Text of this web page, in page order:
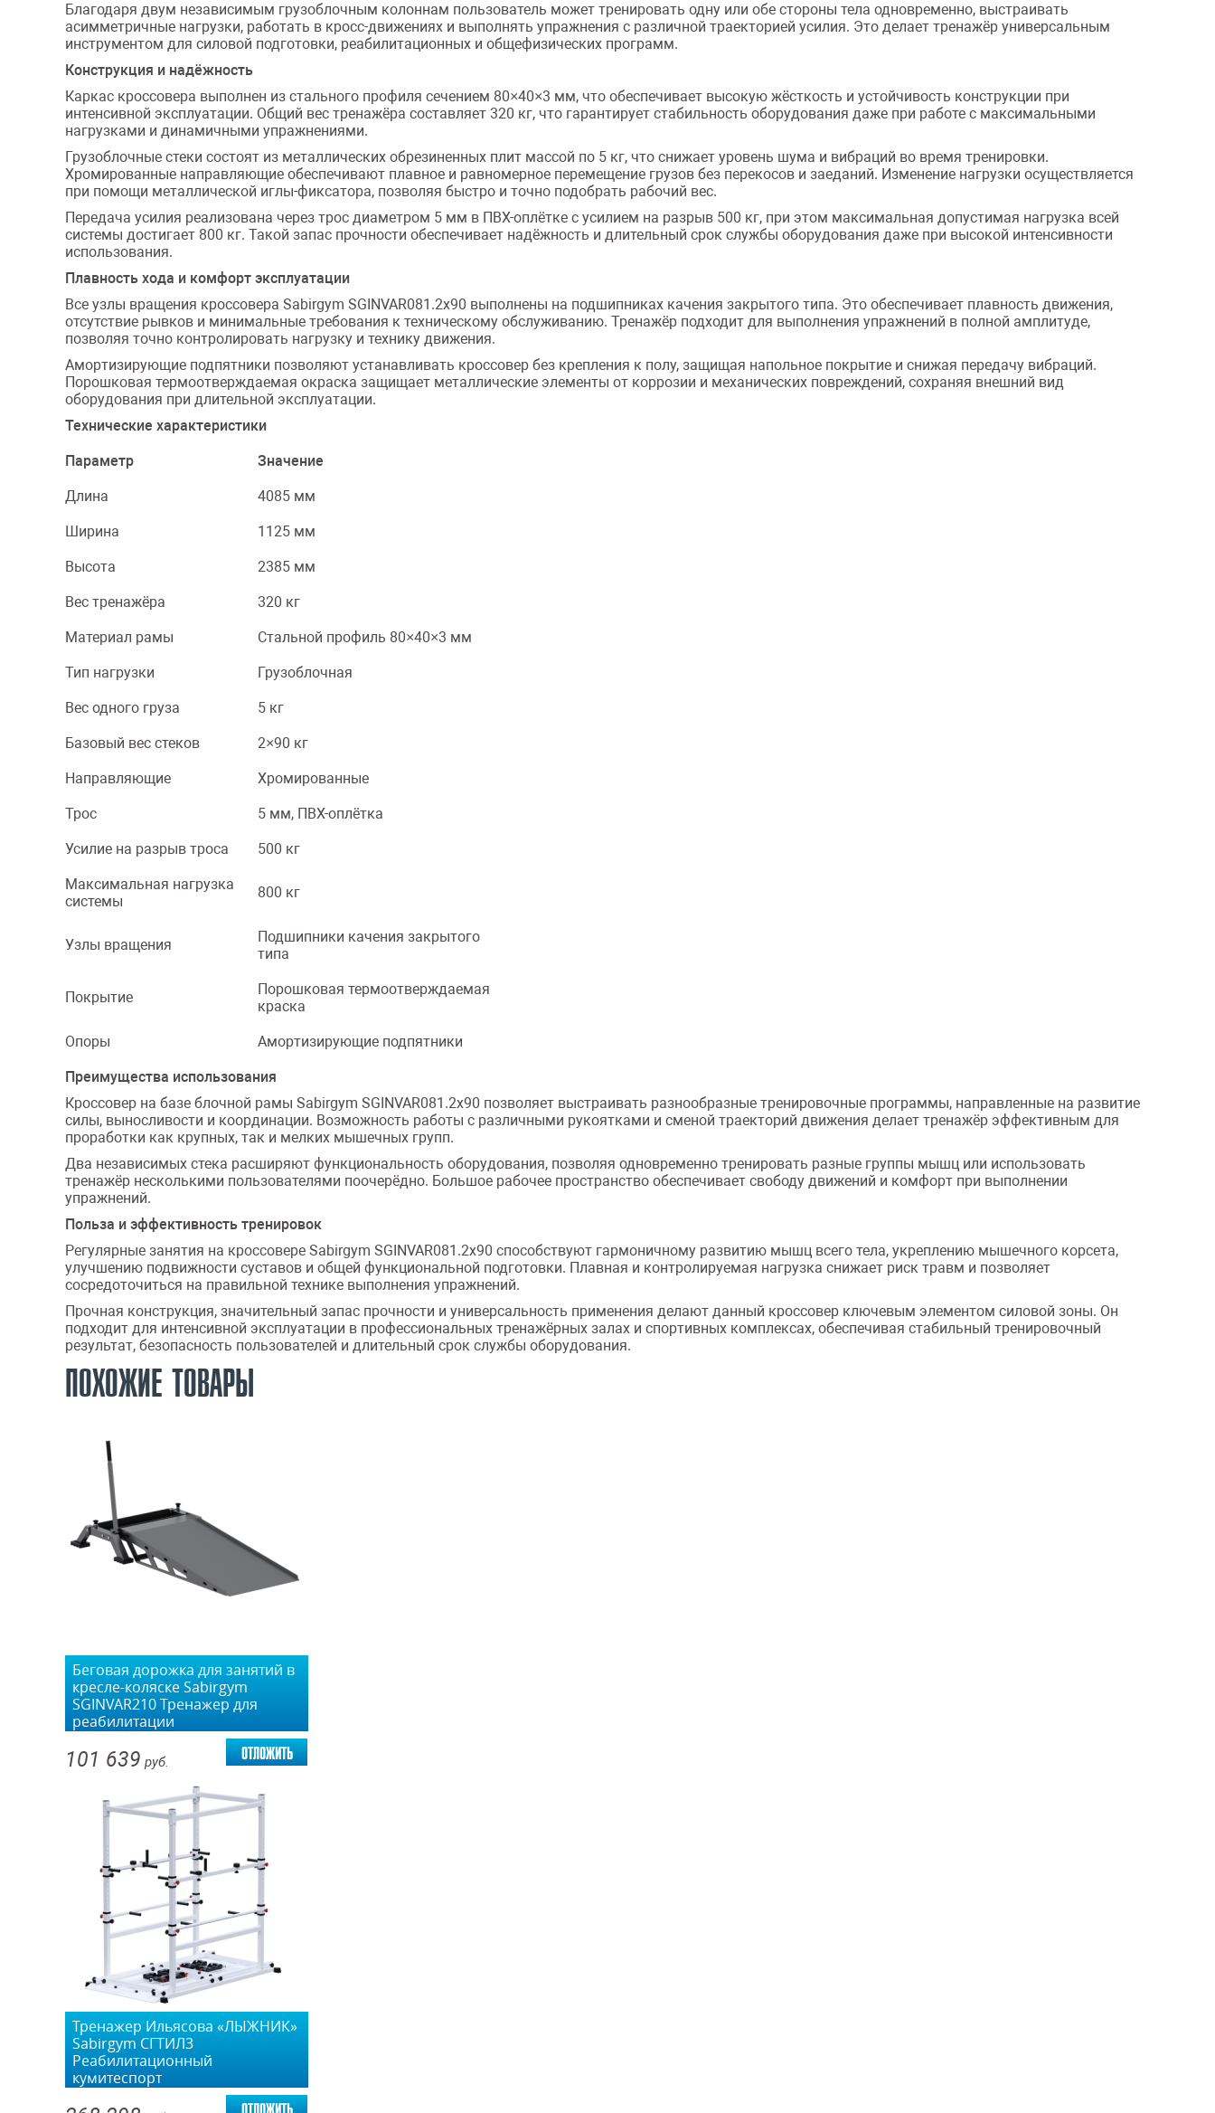
Благодаря двум независимым грузоблочным колоннам пользователь может тренировать одну или обе стороны тела одновременно, выстраивать
асимметричные нагрузки, работать в кросс-движениях и выполнять упражнения с различной траекторией усилия. Это делает тренажёр универсальным
инструментом для силовой подготовки, реабилитационных и общефизических программ.
Конструкция и надёжность
Каркас кроссовера выполнен из стального профиля сечением 80×40×3 мм, что обеспечивает высокую жёсткость и устойчивость конструкции при
интенсивной эксплуатации. Общий вес тренажёра составляет 320 кг, что гарантирует стабильность оборудования даже при работе с максимальными
нагрузками и динамичными упражнениями.
Грузоблочные стеки состоят из металлических обрезиненных плит массой по 5 кг, что снижает уровень шума и вибраций во время тренировки.
Хромированные направляющие обеспечивают плавное и равномерное перемещение грузов без перекосов и заеданий. Изменение нагрузки осуществляется
при помощи металлической иглы-фиксатора, позволяя быстро и точно подобрать рабочий вес.
Передача усилия реализована через трос диаметром 5 мм в ПВХ-оплётке с усилием на разрыв 500 кг, при этом максимальная допустимая нагрузка всей
системы достигает 800 кг. Такой запас прочности обеспечивает надёжность и длительный срок службы оборудования даже при высокой интенсивности
использования.
Плавность хода и комфорт эксплуатации
Все узлы вращения кроссовера Sabirgym SGINVAR081.2х90 выполнены на подшипниках качения закрытого типа. Это обеспечивает плавность движения,
отсутствие рывков и минимальные требования к техническому обслуживанию. Тренажёр подходит для выполнения упражнений в полной амплитуде,
позволяя точно контролировать нагрузку и технику движения.
Амортизирующие подпятники позволяют устанавливать кроссовер без крепления к полу, защищая напольное покрытие и снижая передачу вибраций.
Порошковая термоотверждаемая окраска защищает металлические элементы от коррозии и механических повреждений, сохраняя внешний вид
оборудования при длительной эксплуатации.
Технические характеристики
Параметр Значение
Длина 4085 мм
Ширина 1125 мм
Высота 2385 мм
Вес тренажёра 320 кг
Материал рамы Стальной профиль 80×40×3 мм
Тип нагрузки Грузоблочная
Вес одного груза 5 кг
Базовый вес стеков 2×90 кг
Направляющие Хромированные
Трос 5 мм, ПВХ-оплётка
Усилие на разрыв троса 500 кг
Максимальная нагрузка
системы
800 кг
Узлы вращения
Подшипники качения закрытого
типа
Покрытие
Порошковая термоотверждаемая
краска
Опоры Амортизирующие подпятники
Преимущества использования
Кроссовер на базе блочной рамы Sabirgym SGINVAR081.2х90 позволяет выстраивать разнообразные тренировочные программы, направленные на развитие
силы, выносливости и координации. Возможность работы с различными рукоятками и сменой траекторий движения делает тренажёр эффективным для
проработки как крупных, так и мелких мышечных групп.
Два независимых стека расширяют функциональность оборудования, позволяя одновременно тренировать разные группы мышц или использовать
тренажёр несколькими пользователями поочерёдно. Большое рабочее пространство обеспечивает свободу движений и комфорт при выполнении
упражнений.
Польза и эффективность тренировок
Регулярные занятия на кроссовере Sabirgym SGINVAR081.2х90 способствуют гармоничному развитию мышц всего тела, укреплению мышечного корсета,
улучшению подвижности суставов и общей функциональной подготовки. Плавная и контролируемая нагрузка снижает риск травм и позволяет
сосредоточиться на правильной технике выполнения упражнений.
Прочная конструкция, значительный запас прочности и универсальность применения делают данный кроссовер ключевым элементом силовой зоны. Он
подходит для интенсивной эксплуатации в профессиональных тренажёрных залах и спортивных комплексах, обеспечивая стабильный тренировочный
результат, безопасность пользователей и длительный срок службы оборудования.
ПОХОЖИЕ ТОВАРЫ
Беговая дорожка для занятий в
кресле-коляске Sabirgym
SGINVAR210 Тренажер для
реабилитации
101 639 руб. отложить
Тренажер Ильясова «ЛЫЖНИК»
Sabirgym СГТИЛ3
Реабилитационный
кумитеспорт